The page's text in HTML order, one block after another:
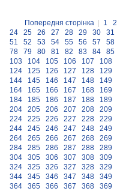
Попередня сторінка 1 2
24
25 26 27 28 29 30 31
51
52 53 54 55 56 57 58
78
79 80 81 82 83 84 85
103
104 105 106 107 108
124
125 126 127 128 129
144
145 146 147 148 149
164
165 166 167 168 169
184
185 186 187 188 189
204
205 206 207 208 209
224
225 226 227 228 229
244
245 246 247 248 249
264
265 266 267 268 269
284
285 286 287 288 289
304
305 306 307 308 309
324
325 326 327 328 329
344
345 346 347 348 349
364
365 366 367 368 369